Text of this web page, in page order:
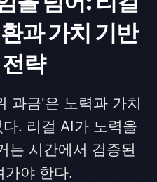
과 가치 기반
략
과금'은 노력과 가치
. 리걸 AI가 노력을
는 시간에서 검증된
가야 한다.